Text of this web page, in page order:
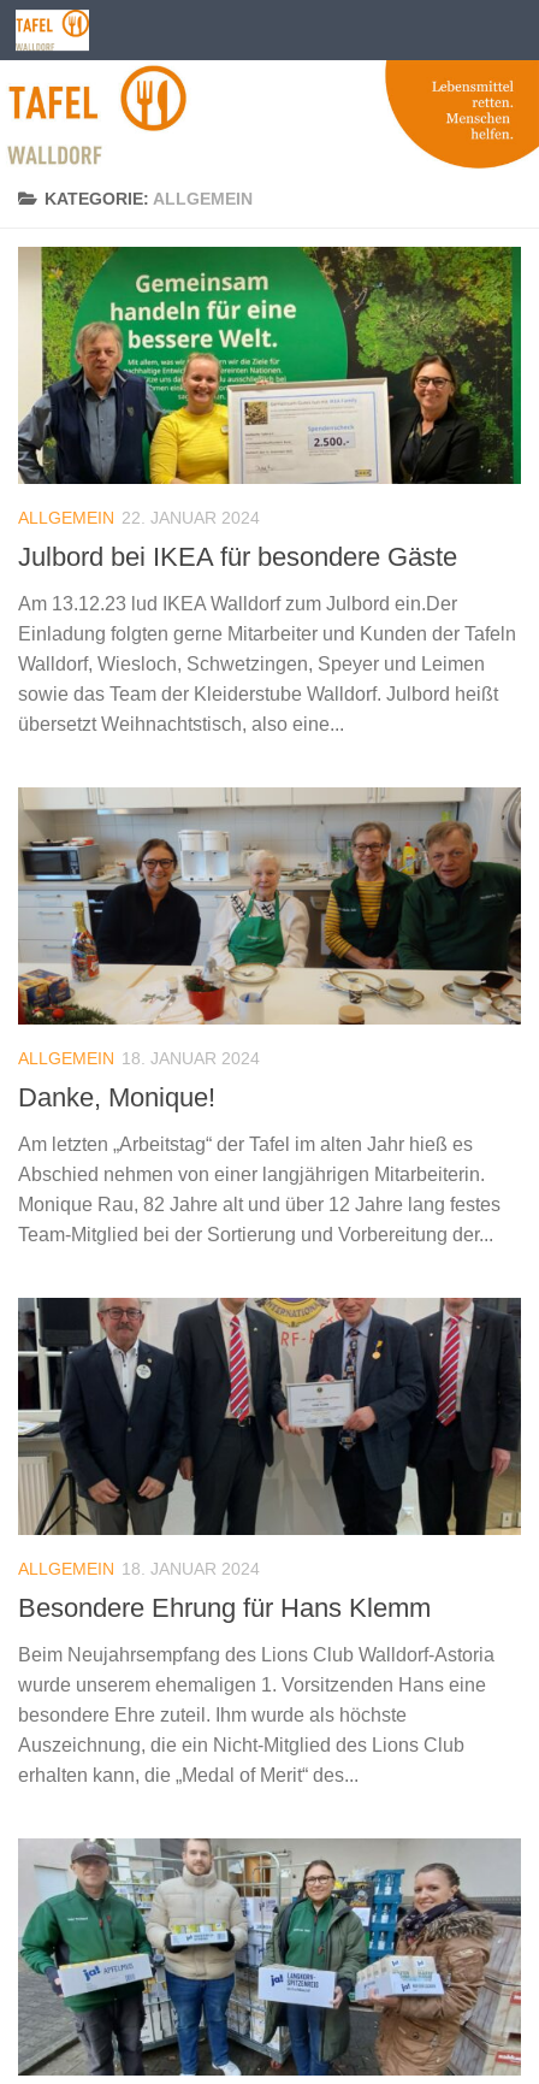
Zum Inhalt springen
KATEGORIE: ALLGEMEIN
ALLGEMEIN 22. JANUAR 2024
Julbord bei IKEA für besondere Gäste
Am 13.12.23 lud IKEA Walldorf zum Julbord ein.Der
Einladung folgten gerne Mitarbeiter und Kunden der Tafeln
Walldorf, Wiesloch, Schwetzingen, Speyer und Leimen
sowie das Team der Kleiderstube Walldorf. Julbord heißt
übersetzt Weihnachtstisch, also eine...
ALLGEMEIN 18. JANUAR 2024
Danke, Monique!
Am letzten „Arbeitstag“ der Tafel im alten Jahr hieß es
Abschied nehmen von einer langjährigen Mitarbeiterin.
Monique Rau, 82 Jahre alt und über 12 Jahre lang festes
Team-Mitglied bei der Sortierung und Vorbereitung der...
ALLGEMEIN 18. JANUAR 2024
Besondere Ehrung für Hans Klemm
Beim Neujahrsempfang des Lions Club Walldorf-Astoria
wurde unserem ehemaligen 1. Vorsitzenden Hans eine
besondere Ehre zuteil. Ihm wurde als höchste
Auszeichnung, die ein Nicht-Mitglied des Lions Club
erhalten kann, die „Medal of Merit“ des...